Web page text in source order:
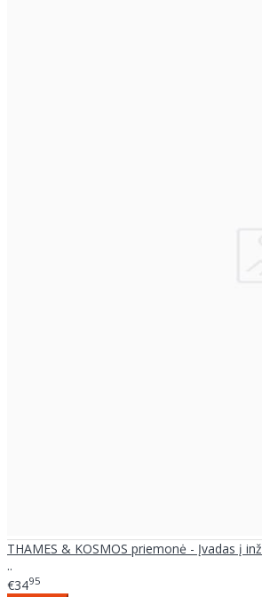
THAMES & KOSMOS priemonė - Įvadas į
..
€3495